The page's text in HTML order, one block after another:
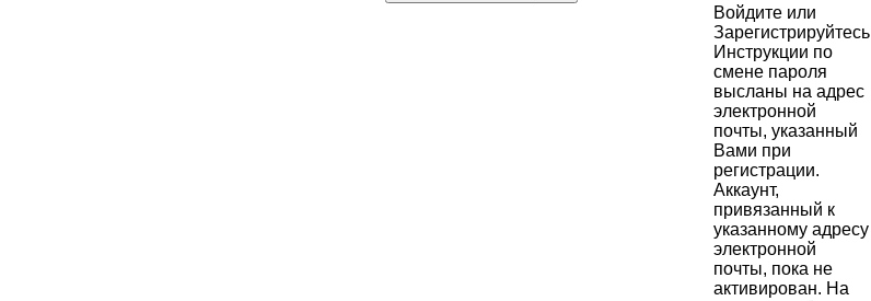
Войдите или
Зарегистрируйтесь
Инструкции по
смене пароля
высланы на адрес
электронной
почты, указанный
Вами при
регистрации.
Аккаунт,
привязанный к
указанному адресу
электронной
почты, пока не
активирован. На